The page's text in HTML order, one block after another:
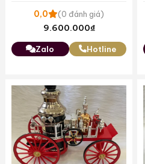
0,0 (0 đánh giá)
9.600.000₫
Zalo Hotline